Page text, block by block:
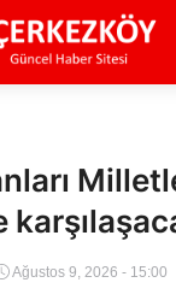
Ağustos 9, 2026 - 15:00